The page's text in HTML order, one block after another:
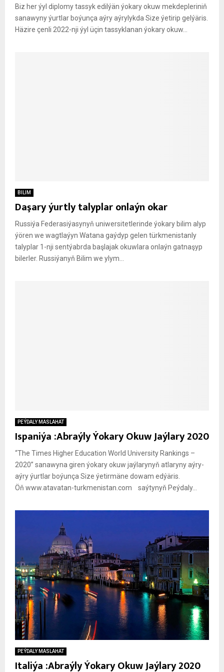
Biz her ýyl diplomy tassyk edilýän ýokary okuw mekdepleriniň
sanawyny ýurtlar boýunça aýry aýrylykda Size ýetirip gelýäris.
Häzire çenli 2022-nji ýyl üçin tassyklanan ýokary okuw...
BILIM
Daşary ýurtly talyplar onlaýn okar
Russiýa Federasiýasynyň uniwersitetlerinde ýokary bilim alyp
ýören we wagtlaýyn Watana gaýdyp gelen türkmenistanly
talyplar 1-nji sentýabrda başlajak okuwlara onlaýn gatnaşyp
bilerler. Russiýanyň Bilim we ylym...
PEÝDALY MASLAHAT
Ispaniýa :Abraýly Ýokary Okuw Jaýlary 2020
“The Times Higher Education World University Rankings –
2020” sanawyna giren ýokary okuw jaýlarynyň atlaryny aýry-
aýry ýurtlar boýunça Size ýetirmäne dowam edýäris.
Öň www.atavatan-turkmenistan.com saýtynyň Peýdaly...
PEÝDALY MASLAHAT
Italiýa :Abraýly Ýokary Okuw Jaýlary 2020